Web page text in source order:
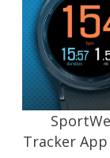
Tracker